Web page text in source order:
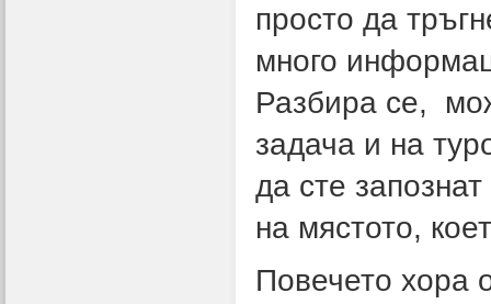
просто да
много
Разбира се,
задача и на
да сте
на мястото,
Повечето хора